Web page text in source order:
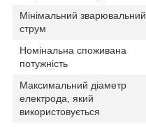
Мінімальний зварювальний
струм
Номінальна споживана
потужність
Максимальний діаметр
електрода, який
використовується